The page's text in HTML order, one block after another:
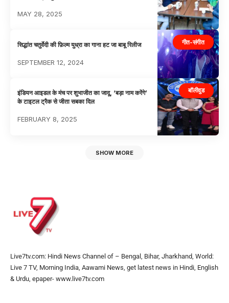
MAY 28, 2025
गीत-संगीत
सिद्धांत चतुर्वेदी की फ़िल्म युध्रा का गाना हट जा बाबू रिलीज
SEPTEMBER 12, 2024
बॉलीवुड
इंडियन आइडल के मंच पर शुभाजीत का जादू, ‘बड़ा नाम करेंगे’
के टाइटल ट्रैक से जीता सबका दिल
FEBRUARY 8, 2025
SHOW MORE
Live7tv.com: Hindi News Channel of – Bengal, Bihar, Jharkhand, World:
Live 7 TV, Morning India, Aawami News, get latest news in Hindi, English
& Urdu, epaper- www.live7tv.com